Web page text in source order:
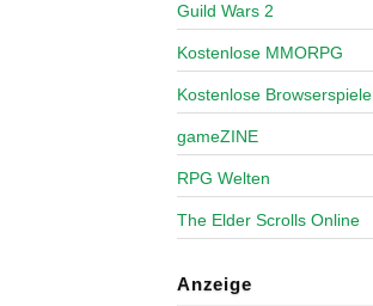
Guild Wars 2
Kostenlose MMORPG
Kostenlose Browserspiele
gameZINE
RPG Welten
The Elder Scrolls Online
Anzeige